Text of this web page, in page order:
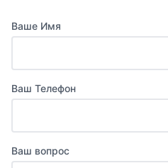
Ваше Имя
Ваш Телефон
Ваш вопрос